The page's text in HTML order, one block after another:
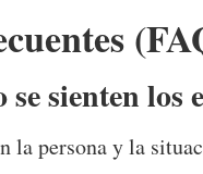
sienten los
la persona y la